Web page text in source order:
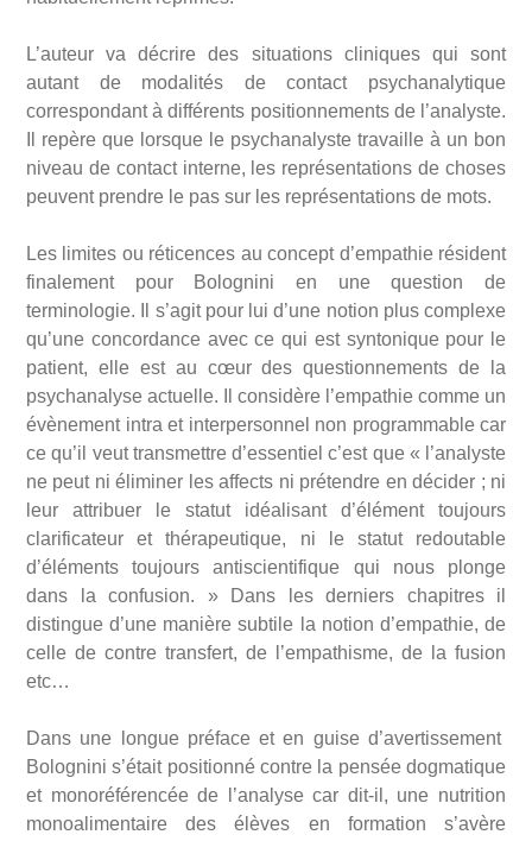
L’auteur va décrire des situations cliniques qui sont
autant de modalités de contact psychanalytique
correspondant à différents positionnements de l’analyste.
Il repère que lorsque le psychanalyste travaille à un bon
niveau de contact interne, les représentations de choses
peuvent prendre le pas sur les représentations de mots.
Les limites ou réticences au concept d’empathie résident
finalement pour Bolognini en une question de
terminologie. Il s’agit pour lui d’une notion plus complexe
qu’une concordance avec ce qui est syntonique pour le
patient, elle est au cœur des questionnements de la
psychanalyse actuelle. Il considère l’empathie comme un
évènement intra et interpersonnel non programmable car
ce qu’il veut transmettre d’essentiel c’est que « l’analyste
ne peut ni éliminer les affects ni prétendre en décider ; ni
leur attribuer le statut idéalisant d’élément toujours
clarificateur et thérapeutique, ni le statut redoutable
d’éléments toujours antiscientifique qui nous plonge
dans la confusion. » Dans les derniers chapitres il
distingue d’une manière subtile la notion d’empathie, de
celle de contre transfert, de l’empathisme, de la fusion
etc…
Dans une longue préface et en guise d’avertissement
Bolognini s’était positionné contre la pensée dogmatique
et monoréférencée de l’analyse car dit-il, une nutrition
monoalimentaire des élèves en formation s’avère